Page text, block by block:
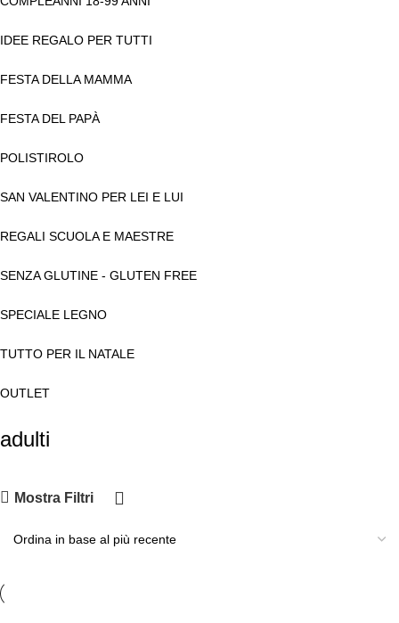
IDEE REGALO PER TUTTI
FESTA DELLA MAMMA
FESTA DEL PAPÀ
POLISTIROLO
SAN VALENTINO PER LEI E LUI
REGALI SCUOLA E MAESTRE
SENZA GLUTINE - GLUTEN FREE
SPECIALE LEGNO
TUTTO PER IL NATALE
OUTLET
adulti
Mostra Filtri